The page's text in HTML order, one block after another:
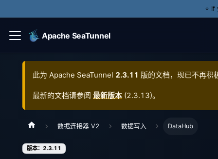
⭐️
Apache SeaTunnel
此为 Apache SeaTunnel 2.3.11 版的文档，现已不再积
最新的文档请参阅 最新版本 (2.3.13)。
数据连接器 V2 数据写入 DataHub
版本：2.3.11